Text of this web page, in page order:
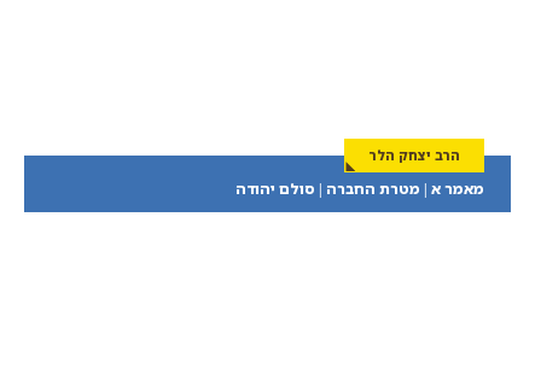
הרב יצחק הלר
מאמר א | מטרת החברה | סולם יהודה